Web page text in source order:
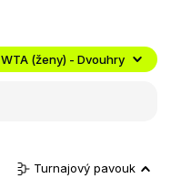
WTA (ženy) - Dvouhry
Turnajový pavouk